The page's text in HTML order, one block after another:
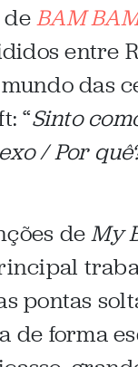
deBAM
entre
das
“Sinto
/ Por
deMy
pontas
de forma